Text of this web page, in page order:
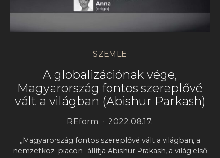
SZEMLE
A globalizációnak vége,
Magyarország fontos szereplővé
vált a világban (Abishur Parkash)
REform 2022.08.17.
„Magyarország fontos szereplővé vált a világban, a
nemzetközi piacon -állítja Abishur Prakash, a világ első